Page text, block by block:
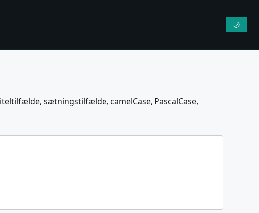
🌙
sætningstilfælde, camelCase, PascalCase,